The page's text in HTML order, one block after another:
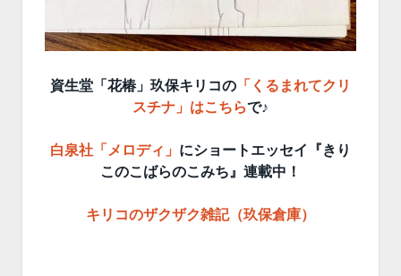
資生堂「花椿」玖保キリコの 「くるまれてクリ
スチナ」はこちらで♪
白泉社「メロディ」 にショートエッセイ『きり
このこばらのこみち』連載中！
キリコのザクザク雑記（玖保倉庫）